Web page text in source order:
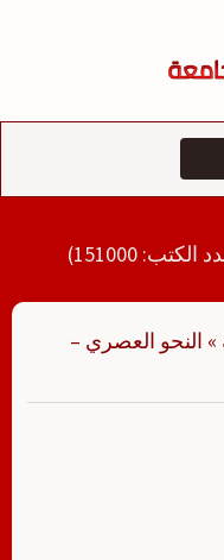
151000)
» النحو العصري –